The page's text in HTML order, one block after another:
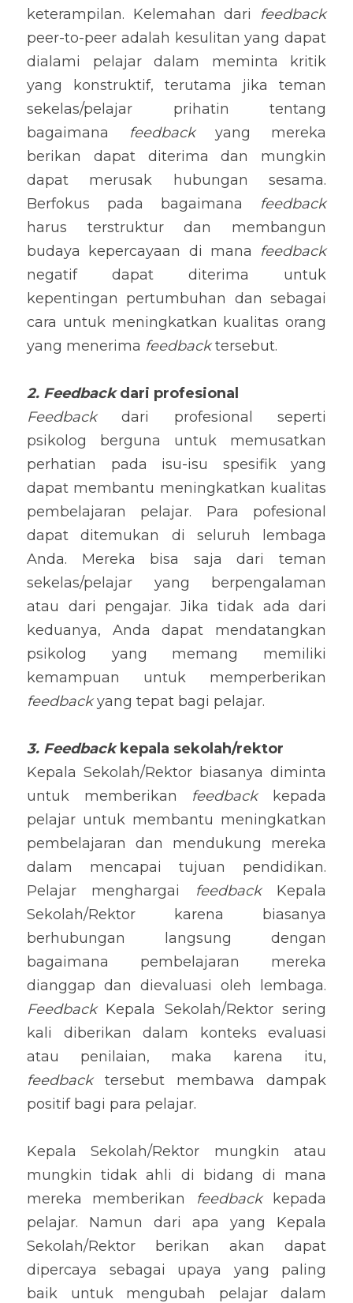
keterampilan. Kelemahan dari feedback
peer-to-peer adalah kesulitan yang dapat
dialami pelajar dalam meminta kritik
yang konstruktif, terutama jika teman
sekelas/pelajar prihatin tentang
bagaimana
feedback yang mereka
berikan dapat diterima dan mungkin
dapat merusak hubungan sesama.
Berfokus pada bagaimana feedback
harus terstruktur dan membangun
budaya kepercayaan di mana feedback
negatif dapat diterima untuk
kepentingan pertumbuhan dan sebagai
cara untuk meningkatkan kualitas orang
yang menerima feedback tersebut.
2. Feedback dari profesional
Feedback dari profesional seperti
psikolog berguna untuk memusatkan
perhatian pada isu-isu spesifik yang
dapat membantu meningkatkan kualitas
pembelajaran pelajar. Para pofesional
dapat ditemukan di seluruh lembaga
Anda. Mereka bisa saja dari teman
sekelas/pelajar yang berpengalaman
atau dari pengajar. Jika tidak ada dari
keduanya, Anda dapat mendatangkan
psikolog yang memang memiliki
feedback yang tepat bagi pelajar.
3. Feedback kepala sekolah/rektor
Kepala Sekolah/Rektor biasanya diminta
untuk memberikan feedback kepada
pelajar untuk membantu meningkatkan
pembelajaran dan mendukung mereka
dalam mencapai tujuan pendidikan.
Pelajar menghargai
feedback Kepala
Sekolah/Rektor karena biasanya
berhubungan langsung dengan
bagaimana pembelajaran mereka
Feedback Kepala Sekolah/Rektor sering
kali diberikan dalam konteks evaluasi
feedback tersebut membawa dampak
positif bagi para pelajar.
Kepala Sekolah/Rektor mungkin atau
mungkin tidak ahli di bidang di mana
mereka memberikan
feedback kepada
pelajar. Namun dari apa yang Kepala
Sekolah/Rektor berikan akan dapat
dipercaya sebagai upaya yang paling
baik untuk mengubah pelajar dalam